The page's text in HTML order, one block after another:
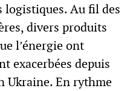
logistiques. Au fil des
divers produits
l’énergie ont
exacerbées depuis
Ukraine. En rythme